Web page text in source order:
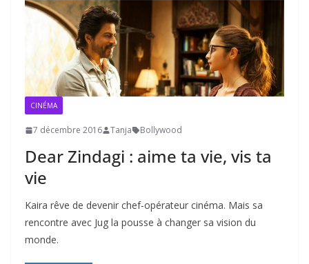
CINÉMA
7 décembre 2016 Tanja Bollywood
Dear Zindagi : aime ta vie, vis ta
vie
Kaira rêve de devenir chef-opérateur cinéma. Mais sa
rencontre avec Jug la pousse à changer sa vision du
monde.